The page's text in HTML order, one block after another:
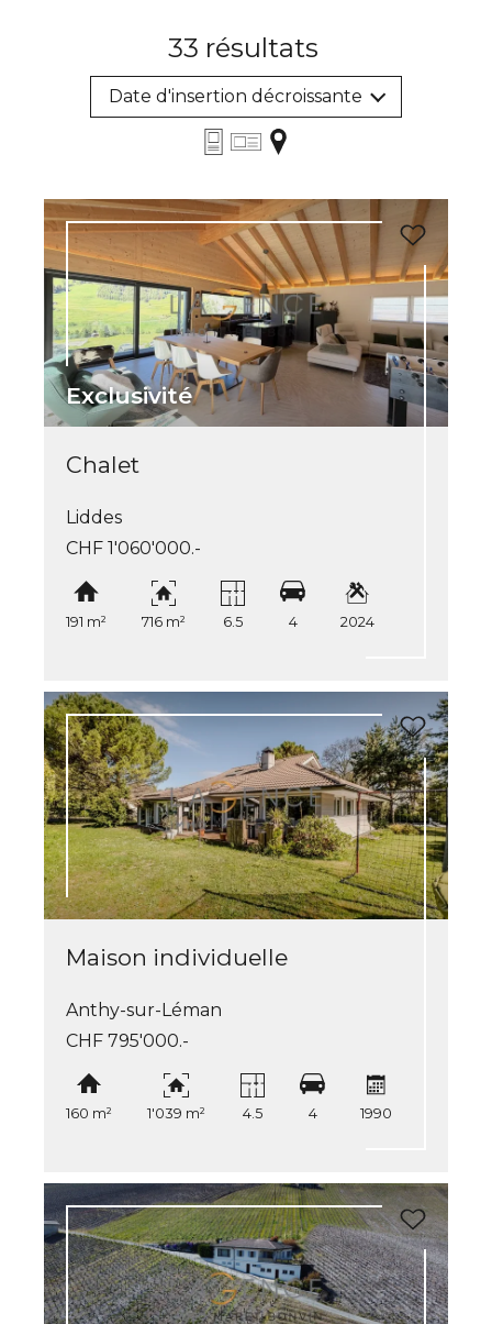
33 résultats
Date d'insertion décroissante
Exclusivité
Chalet
Liddes
CHF 1'060'000.-
191 m² 716 m² 6.5 4 2024
Maison individuelle
Anthy-sur-Léman
CHF 795'000.-
160 m² 1'039 m² 4.5 4 1990